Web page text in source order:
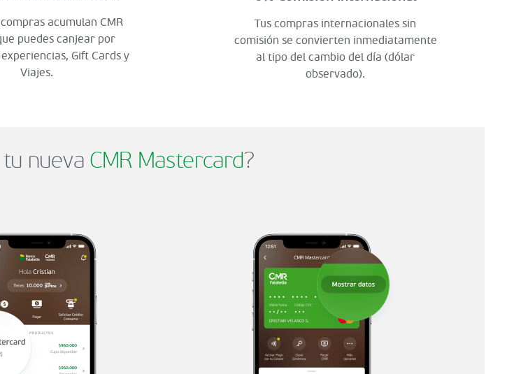
acumulan CMR
puedes canjear por
Gift Cards y
Viajes.
Tus compras internacionales sin
comisión se convierten inmediatamente
al tipo del cambio del día (dólar
observado).
nueva CMR Mastercard?